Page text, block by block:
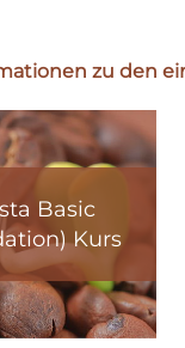
zu den
Basic
Kurs